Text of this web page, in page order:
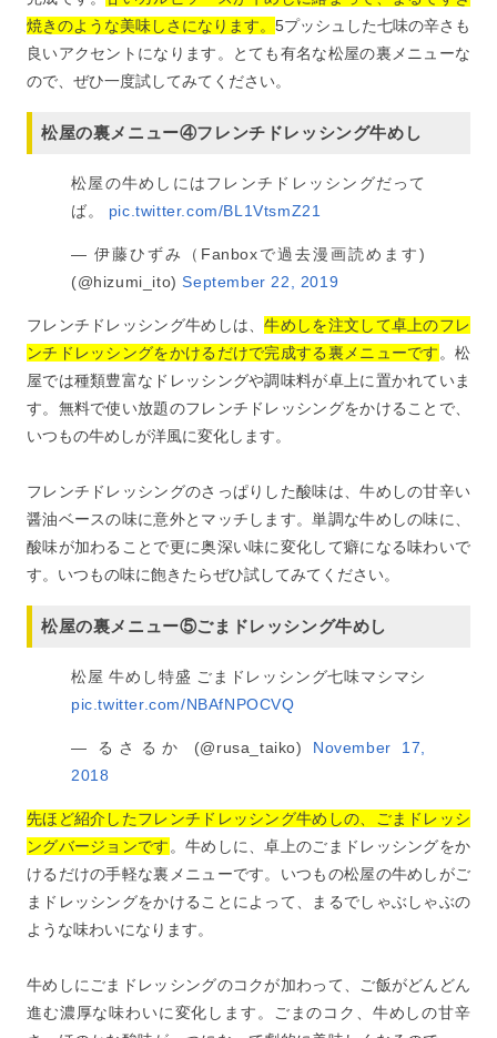
焼きのような美味しさになります。 5プッシュした七味の辛さも
良いアクセントになります。とても有名な松屋の裏メニューな
ので、ぜひ一度試してみてください。
松屋の裏メニュー④フレンチドレッシング牛めし
松屋の牛めしにはフレンチドレッシングだって
ば。 pic.twitter.com/BL1VtsmZ21
— 伊藤ひずみ（Fanboxで過去漫画読めます)
(@hizumi_ito)September 22, 2019
フレンチドレッシング牛めしは、牛めしを注文して卓上のフレ
ンチドレッシングをかけるだけで完成する裏メニューです 。松
屋では種類豊富なドレッシングや調味料が卓上に置かれていま
す。無料で使い放題のフレンチドレッシングをかけることで、
いつもの牛めしが洋風に変化します。
フレンチドレッシングのさっぱりした酸味は、牛めしの甘辛い
醤油ベースの味に意外とマッチします。単調な牛めしの味に、
酸味が加わることで更に奥深い味に変化して癖になる味わいで
す。いつもの味に飽きたらぜひ試してみてください。
松屋の裏メニュー⑤ごまドレッシング牛めし
松屋 牛めし特盛 ごまドレッシング七味マシマシ
pic.twitter.com/NBAfNPOCVQ
— るさるか (@rusa_taiko) November 17,
2018
先ほど紹介したフレンチドレッシング牛めしの、ごまドレッシ
ングバージョンです 。牛めしに、卓上のごまドレッシングをか
けるだけの手軽な裏メニューです。いつもの松屋の牛めしがご
まドレッシングをかけることによって、まるでしゃぶしゃぶの
ような味わいになります。
牛めしにごまドレッシングのコクが加わって、ご飯がどんどん
進む濃厚な味わいに変化します。ごまのコク、牛めしの甘辛